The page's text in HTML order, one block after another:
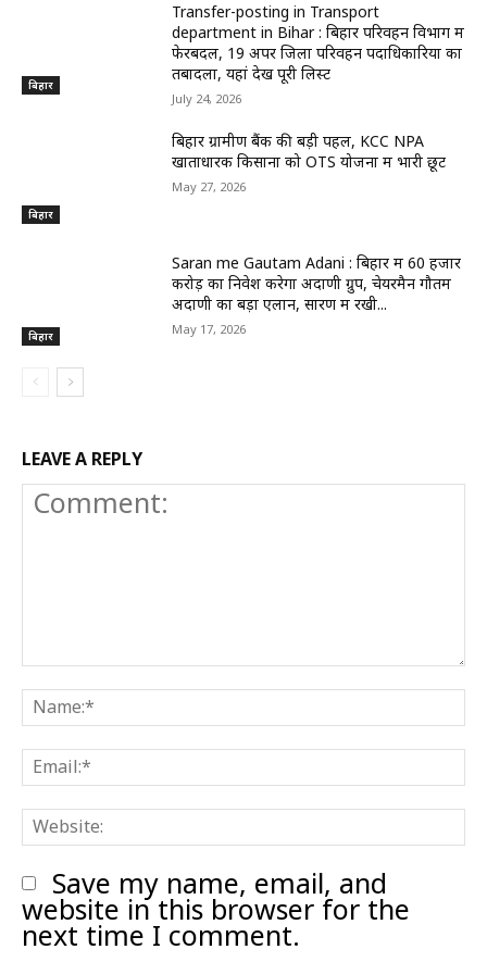
बिहार
Transfer-posting in Transport
department in Bihar : बिहार परिवहन विभाग में
फेरबदल, 19 अपर जिला परिवहन पदाधिकारियों का
तबादला, यहां देखें पूरी लिस्ट
July 24, 2026
बिहार
बिहार ग्रामीण बैंक की बड़ी पहल, KCC NPA
खाताधारक किसानों को OTS योजना में भारी छूट
May 27, 2026
बिहार
Saran me Gautam Adani : बिहार में 60 हजार
करोड़ का निवेश करेगा अदाणी ग्रुप, चेयरमैन गौतम
अदाणी का बड़ा एलान, सारण में रखी...
May 17, 2026
LEAVE A REPLY
Comment:
Save my name, email, and
website in this browser for the
next time I comment.